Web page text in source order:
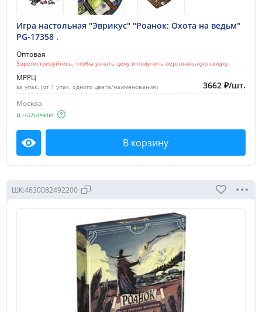
Игра настольная "Эврикус" "Роанок: Охота на ведьм"
PG-17358 .
Оптовая
Зарегистрируйтесь, чтобы узнать цену и получить персональную скидку
МРРЦ
за упак. (от 1 упак. одного цвета/наименования) 3662 ₽/шт.
Москва
в наличии
Посмотреть В корзину
ШК:4630082492200